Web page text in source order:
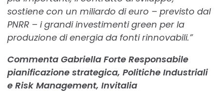
sostiene con un miliardo di euro – previsto dal
PNRR – i grandi investimenti green per la
produzione di energia da fonti rinnovabili.”
Commenta Gabriella Forte Responsabile
pianificazione strategica, Politiche Industriali
e Risk Management, Invitalia